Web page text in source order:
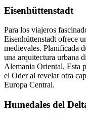
Eisenhüttenstadt
Para los viajeros
Eisenhüttenstadt ofrece
medievales. Planificada
una arquitectura urbana
Alemania Oriental. Esta
el Oder al revelar otra
Europa Central.
Humedales del